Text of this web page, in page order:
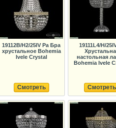
19112B/H2/25IV Pa Бра
хрустальное Bohemia
Ivele Crystal
Смотреть
19111L4/H/
настольная
Bohemia Ivele
Смотреть